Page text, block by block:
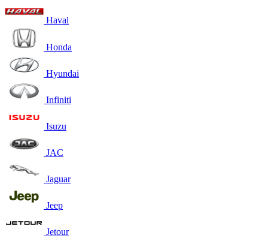
Haval
Honda
Hyundai
Infiniti
Isuzu
JAC
Jaguar
Jeep
Jetour